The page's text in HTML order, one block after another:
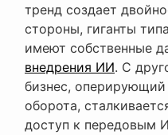
тренд создает
стороны, гиганты
имеют собственные
внедрения ИИ. С
бизнес,
оборота,
доступ к передовым